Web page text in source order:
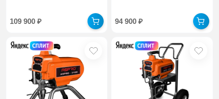
109 900₽ 94 900₽